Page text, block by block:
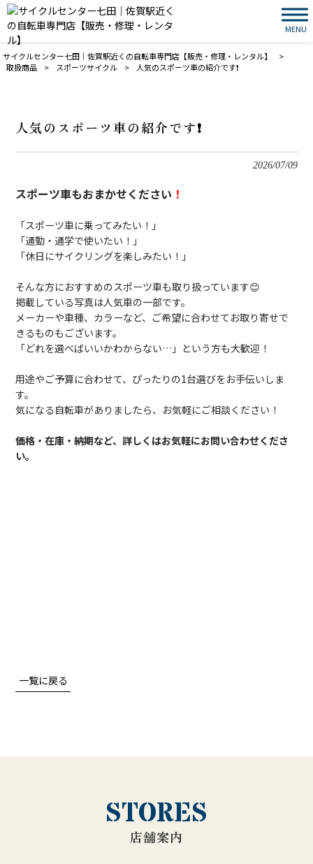
MENU
サイクルセンター七田｜佐賀駅近くの自転車専門店【販売・修理・レンタル】
>
取扱商品
> スポーツサイクル > 人気のスポーツ車の紹介です❗️
人気のスポーツ車の紹介です❗️
2026/07/09
スポーツ車もおまかせください ！
「スポーツ車に乗ってみたい！」
「通勤・通学で使いたい！」
「休日にサイクリングを楽しみたい！」
そんな方におすすめのスポーツ車も取り扱っています😊
掲載している写真は人気車の一部です。
メーカーや車種、カラーなど、ご希望に合わせてお取り寄せで
きるものもございます。
「どれを選べばいいかわからない…」という方も大歓迎！
用途やご予算に合わせて、ぴったりの1台選びをお手伝いしま
す。
気になる自転車がありましたら、お気軽にご相談ください！
価格・在庫・納期など、詳しくはお気軽にお問い合わせくださ
い。
一覧に戻る
STORES
店舗案内